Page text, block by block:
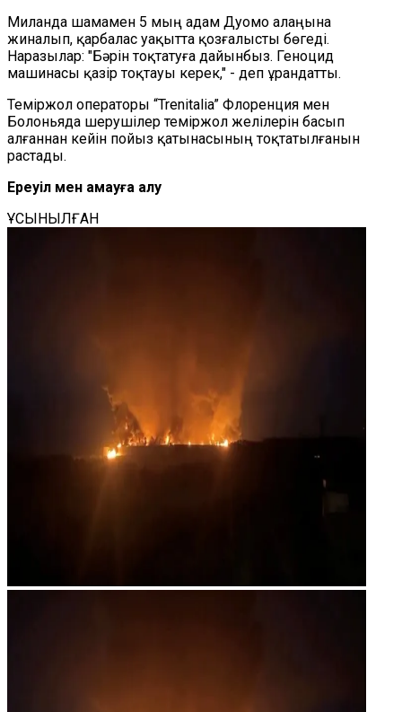
Миланда шамамен 5 мың адам Дуомо алаңына
жиналып, қарбалас уақытта қозғалысты бөгеді.
Наразылар: "Бәрін тоқтатуға дайынбыз. Геноцид
машинасы қазір тоқтауы керек," - деп ұрандатты.
Теміржол операторы “Trenitalia” Флоренция мен
Болоньяда шерушілер теміржол желілерін басып
алғаннан кейін пойыз қатынасының тоқтатылғанын
растады.
Ереуіл мен қамауға алу
ҰСЫНЫЛҒАН